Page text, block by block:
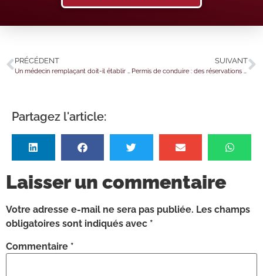
PRÉCÉDENT
Un médecin remplaçant doit-il établir un nouveau dossier médical ?
SUIVANT
Permis de conduire : des réservations numériques ?
Partagez l'article:
Laisser un commentaire
Votre adresse e-mail ne sera pas publiée. Les champs
obligatoires sont indiqués avec *
Commentaire *